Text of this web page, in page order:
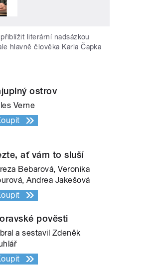
literární nadsázkou
hlavně člověka Karla Čapka
ostrov
Verne
ať vám to sluší
Bebarová, Veronika
Andrea Jakešová
pověsti
a sestavil Zdeněk